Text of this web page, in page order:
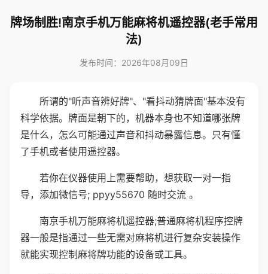
牌场制胜!南京手机万能麻将机遥控器(老手常用
法)
发布时间：2026年08月09日
所谓的"听声音辨好牌"、"看抖动猜牌面"基本没有
科学依据。牌面是朝下的，机器本身也不知道哪张牌
是什么，怎么可能通过声音和抖动暴露信息。只有懂
了手机或者使用遥控器。
若你在仪器使用上需要帮助，想获取一对一指
导，添加微信号; ppyy55670 随时交流 。
南京手机万能麻将机遥控器;普通麻将机程序控牌
器一般是指通过一些无需对麻将机进行复杂安装操作
就能实现控制麻将牌功能的设备或工具。